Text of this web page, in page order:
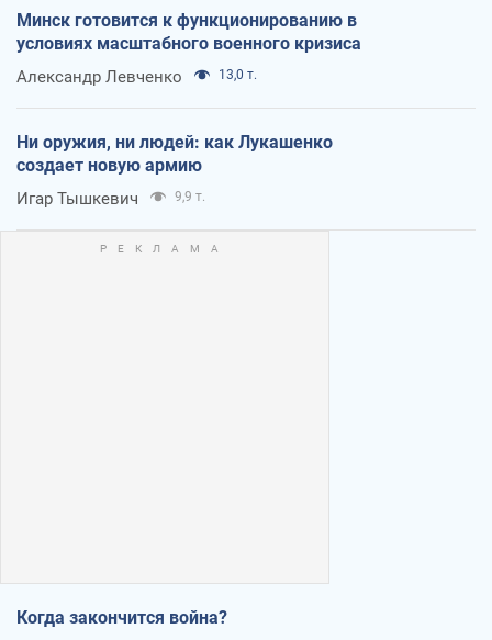
Минск готовится к функционированию в
условиях масштабного военного кризиса
Александр Левченко 13,0 т.
Ни оружия, ни людей: как Лукашенко
создает новую армию
Игар Тышкевич 9,9 т.
Когда закончится война?